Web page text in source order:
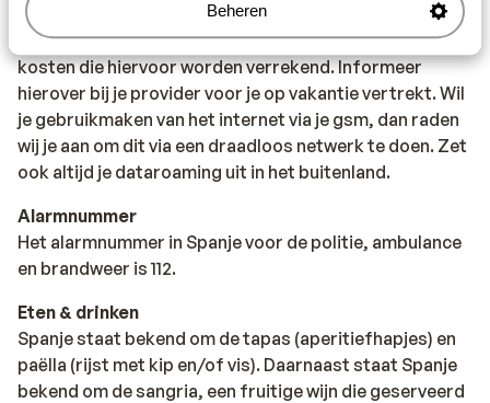
Beheren
Je kan met je gsm telefoneren in Spanje. Wij adviseren
je om dit zoveel mogelijk te beperken vanwege de hoge
kosten die hiervoor worden verrekend. Informeer
hierover bij je provider voor je op vakantie vertrekt. Wil
je gebruikmaken van het internet via je gsm, dan raden
wij je aan om dit via een draadloos netwerk te doen. Zet
ook altijd je dataroaming uit in het buitenland.
Alarmnummer
Het alarmnummer in Spanje voor de politie, ambulance
en brandweer is 112.
Eten & drinken
Spanje staat bekend om de tapas (aperitiefhapjes) en
paëlla (rijst met kip en/of vis). Daarnaast staat Spanje
bekend om de sangria, een fruitige wijn die geserveerd